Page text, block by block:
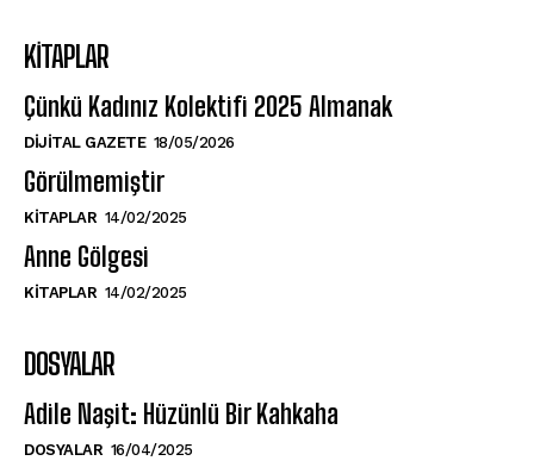
KITAPLAR
Çünkü Kadınız Kolektifi 2025 Almanak
DIJITAL GAZETE 18/05/2026
Görülmemiştir
KITAPLAR 14/02/2025
Anne Gölgesi
KITAPLAR 14/02/2025
DOSYALAR
Adile Naşit: Hüzünlü Bir Kahkaha
DOSYALAR 16/04/2025